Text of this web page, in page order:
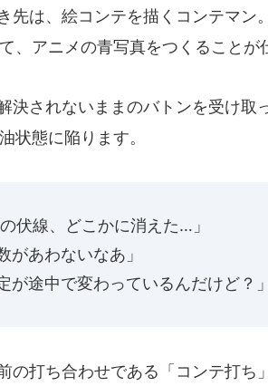
先は、絵コンテを描くコンテマン
、アニメの青写真をつくることが
決されないままのバトンを受け取
状態に陥ります。
の伏線、どこかに消えた…」
があわないなあ」
が途中で変わっているんだけど？」
の打ち合わせである「コンテ打ち